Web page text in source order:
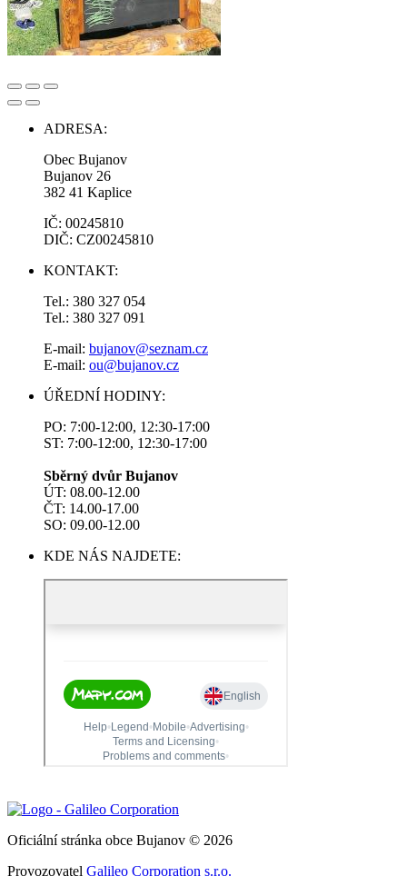
ADRESA:
Obec Bujanov
Bujanov 26
382 41 Kaplice
IČ: 00245810
DIČ: CZ00245810
KONTAKT:
Tel.: 380 327 054
Tel.: 380 327 091
E-mail: bujanov@seznam.cz
E-mail: ou@bujanov.cz
ÚŘEDNÍ HODINY:
PO: 7:00-12:00, 12:30-17:00
ST: 7:00-12:00, 12:30-17:00
Sběrný dvůr Bujanov
ÚT: 08.00-12.00
ČT: 14.00-17.00
SO: 09.00-12.00
KDE NÁS NAJDETE:
Oficiální stránka obce Bujanov © 2026
Provozovatel Galileo Corporation s.r.o.